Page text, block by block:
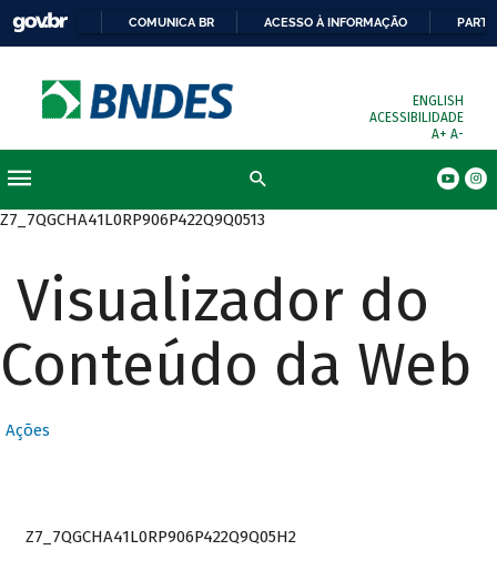
COMUNICA BR ACESSO À INFORMAÇÃO
ENGLISH
ACESSIBILIDADE
A+ A-
Z7_7QGCHA41L0RP906P422Q9Q0513
Visualizador do
Conteúdo da Web
Ações
Z7_7QGCHA41L0RP906P422Q9Q05H2